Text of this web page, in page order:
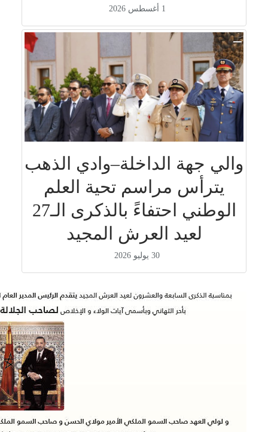
1 أغسطس 2026
والي جهة الداخلة–وادي الذهب
يترأس مراسم تحية العلم
الوطني احتفاءً بالذكرى الـ27
لعيد العرش المجيد
30 يوليو 2026